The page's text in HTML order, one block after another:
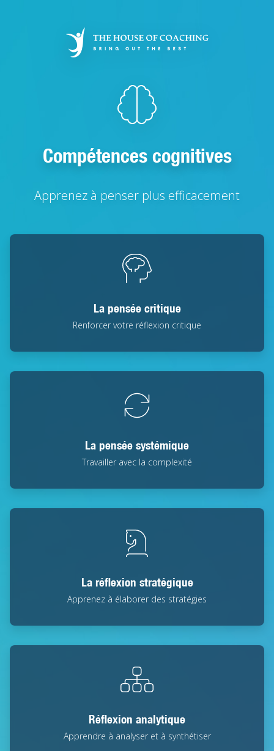
Compétences cognitives
Apprenez à penser plus efficacement
La pensée critique
Renforcer votre réflexion critique
La pensée systémique
Travailler avec la complexité
La réflexion stratégique
Apprenez à élaborer des stratégies
Réflexion analytique
Apprendre à analyser et à synthétiser